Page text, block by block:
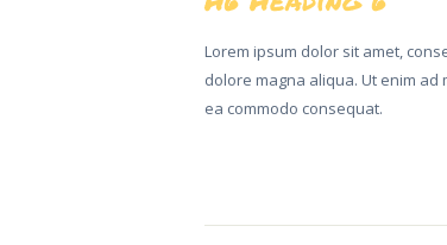
SLALOMOVÁ
STOLNÍ TENIS
Lorem ipsum dolor sit amet,
dolore magna aliqua. Ut enim
ea commodo consequat.